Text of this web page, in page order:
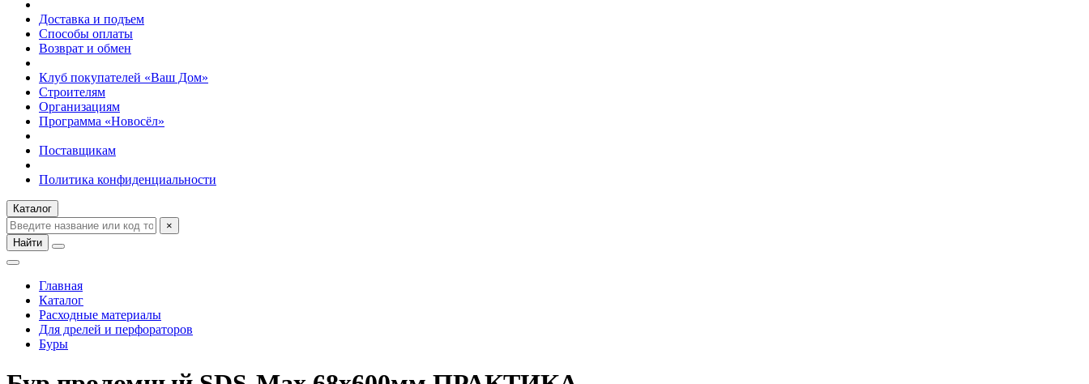
Доставка и подъем
Способы оплаты
Возврат и обмен
Клуб покупателей «Ваш Дом»
Строителям
Организациям
Программа «Новосёл»
Поставщикам
Политика конфиденциальности
Каталог
×
Найти
Главная
Каталог
Расходные материалы
Для дрелей и перфораторов
Буры